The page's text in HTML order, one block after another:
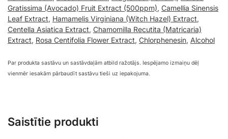
Gratissima (Avocado) Fruit Extract (500ppm), Camellia Sinensis
Leaf Extract, Hamamelis Virginiana (Witch Hazel) Extract,
Centella Asiatica Extract, Chamomilla Recutita (Matricaria)
Extract, Rosa Centifolia Flower Extract, Chlorphenesin, Alcohol
Par produkta sastāvu un sastāvdaļām atbild ražotājs. Iespējamo izmaiņu dēļ
vienmēr iesakām pārbaudīt sastāvu tieši uz iepakojuma.
Saistītie produkti